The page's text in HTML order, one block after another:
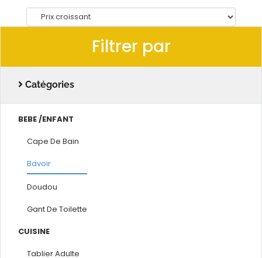
Filtrer par
Catégories
BEBE /ENFANT
Cape De Bain
Bavoir
Doudou
Gant De Toilette
CUISINE
Tablier Adulte